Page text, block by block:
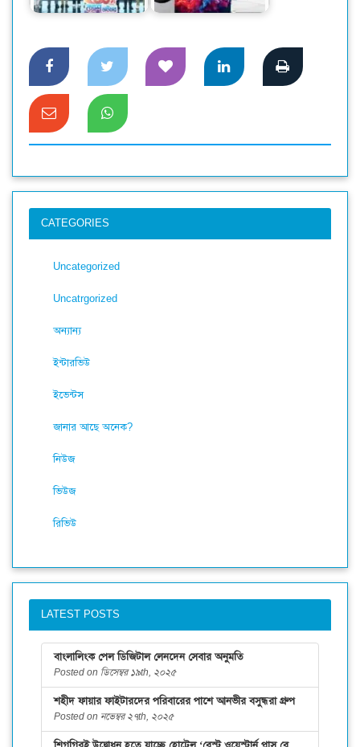
ক্যাশব্যাকের সুযোগ পণ্যের গ্রাহকদের ফ্রি…
CATEGORIES
Uncategorized
Uncatrgorized
অন্যান্য
ইন্টারভিউ
ইভেন্টস
জানার আছে অনেক?
নিউজ
ভিউজ
রিভিউ
LATEST POSTS
বাংলালিংক পেল ডিজিটাল লেনদেন সেবার অনুমতি
Posted on ডিসেম্বর ১৯th, ২০২৫
শহীদ ফায়ার ফাইটারদের পরিবারের পাশে আনভীর বসুন্ধরা গ্রুপ
Posted on নভেম্বর ২৭th, ২০২৫